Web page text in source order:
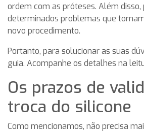
ordem com as próteses. Além
determinados problemas que
novo procedimento.
Portanto, para solucionar as suas
guia. Acompanhe os detalhes na
Os prazos de
troca do silicone
Como mencionamos, não precisa